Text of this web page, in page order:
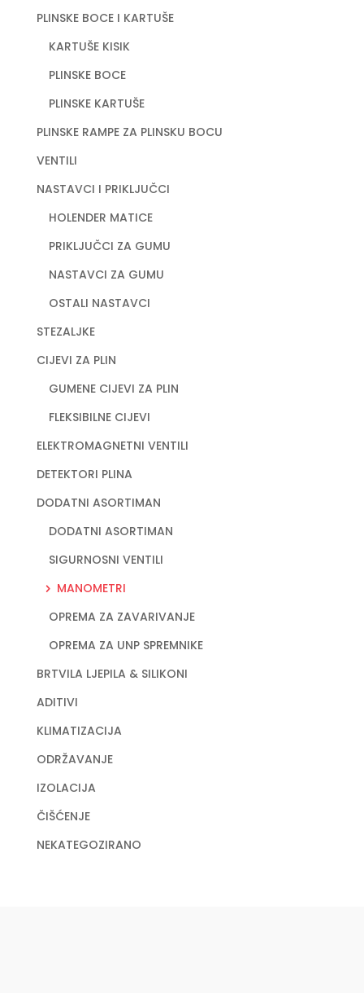
PLINSKE BOCE I KARTUŠE
KARTUŠE KISIK
PLINSKE BOCE
PLINSKE KARTUŠE
PLINSKE RAMPE ZA PLINSKU BOCU
VENTILI
NASTAVCI I PRIKLJUČCI
HOLENDER MATICE
PRIKLJUČCI ZA GUMU
NASTAVCI ZA GUMU
OSTALI NASTAVCI
STEZALJKE
CIJEVI ZA PLIN
GUMENE CIJEVI ZA PLIN
FLEKSIBILNE CIJEVI
ELEKTROMAGNETNI VENTILI
DETEKTORI PLINA
DODATNI ASORTIMAN
DODATNI ASORTIMAN
SIGURNOSNI VENTILI
MANOMETRI
OPREMA ZA ZAVARIVANJE
OPREMA ZA UNP SPREMNIKE
BRTVILA LJEPILA & SILIKONI
ADITIVI
KLIMATIZACIJA
ODRŽAVANJE
IZOLACIJA
ČIŠĆENJE
NEKATEGOZIRANO